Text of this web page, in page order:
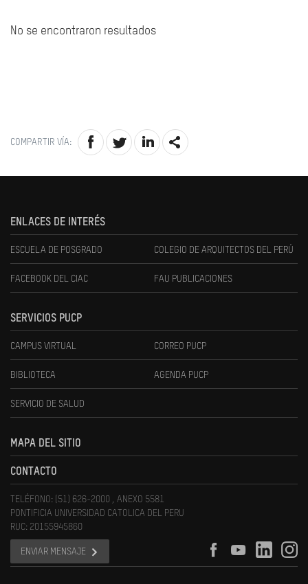
No se encontraron resultados
COMPARTIR VÍA:
ENLACES DE INTERÉS
ESCUELA DE POSGRADO COLEGIO DE ARQUITECTOS DEL PERÚ
FACEBOOK DEL CIAC FAU PUBLICACIONES
SERVICIOS PUCP
CAMPUS VIRTUAL CORREO PUCP
BIBLIOTECA AGENDA PUCP
SERVICIO DE SALUD
MAPA DEL SITIO
CONTACTO
TELÉFONO: (51) 626-2000 , ANEXO 5581
PONTIFICIA UNIVERSIDAD CATOLICA DEL PERU
RUC: 20155945860
ENVIAR MENSAJE